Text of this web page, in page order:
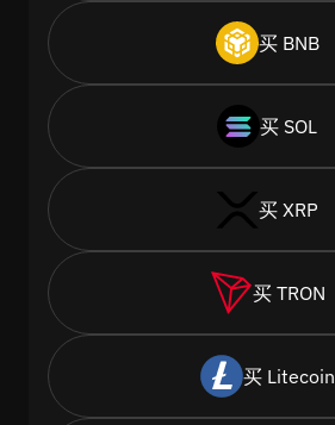
买 BNB
买 SOL
买 XRP
买 TRON
买 Litecoin